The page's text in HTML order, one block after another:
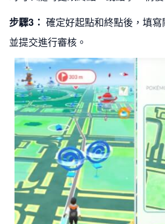
步驟3： 確定好起點和終點後，填寫
並提交進行審核。